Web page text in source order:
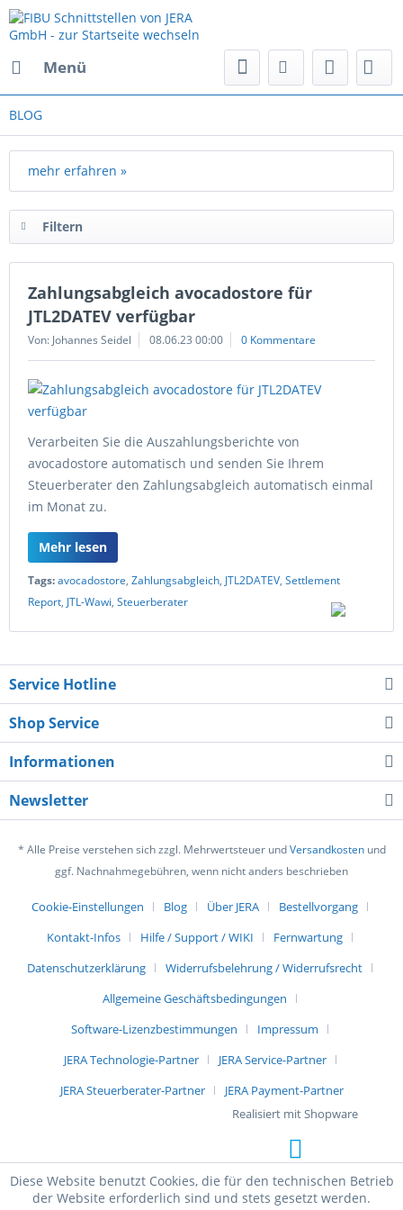
Menü
BLOG
mehr erfahren »
Filtern
Zahlungsabgleich avocadostore für
JTL2DATEV verfügbar
Von: Johannes Seidel 08.06.23 00:00 0 Kommentare
Verarbeiten Sie die Auszahlungsberichte von
avocadostore automatisch und senden Sie Ihrem
Steuerberater den Zahlungsabgleich automatisch einmal
im Monat zu.
Mehr lesen
Tags:avocadostore, Zahlungsabgleich, JTL2DATEV, Settlement
Report, JTL-Wawi, Steuerberater
Service Hotline
Shop Service
Informationen
Newsletter
* Alle Preise verstehen sich zzgl. Mehrwertsteuer undVersandkostenund
ggf. Nachnahmegebühren, wenn nicht anders beschrieben
Cookie-Einstellungen Blog Über JERA
Bestellvorgang
Kontakt-Infos
Hilfe / Support / WIKI
Fernwartung
Datenschutzerklärung
Widerrufsbelehrung / Widerrufsrecht
Allgemeine Geschäftsbedingungen
Software-Lizenzbestimmungen
Impressum
JERA Technologie-Partner
JERA Service-Partner
JERA Steuerberater-Partner
JERA Payment-Partner
Realisiert mit Shopware
Diese Website benutzt Cookies, die für den technischen Betrieb
der Website erforderlich sind und stets gesetzt werden.